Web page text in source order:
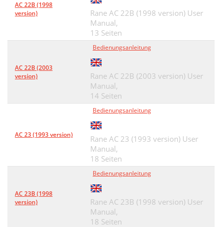
AC 22B (1998
version)
Rane AC 22B (1998 version) User
Manual,
13 Seiten
AC 22B (2003
version)
Bedienungsanleitung
Rane AC 22B (2003 version) User
Manual,
14 Seiten
AC 23 (1993 version)
Bedienungsanleitung
Rane AC 23 (1993 version) User
Manual,
18 Seiten
AC 23B (1998
version)
Bedienungsanleitung
Rane AC 23B (1998 version) User
Manual,
18 Seiten